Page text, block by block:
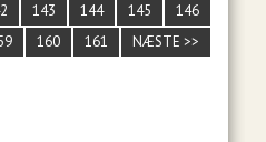
143 144 145
146
160 161 NÆSTE >>